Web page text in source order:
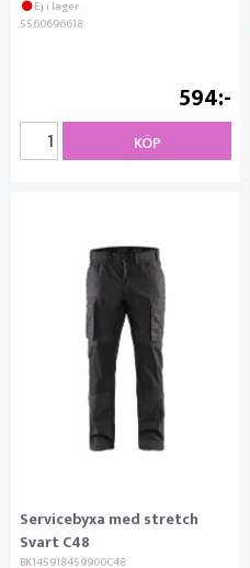
Ej i lager
5560696618
594
KÖP
Servicebyxa med stretch
Svart C48
BK145918459900C48